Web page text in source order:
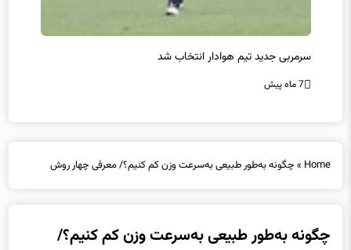
سرمربی جدید تیم هوادار انتخاب شد
7 ماه پیش
معرفی چهار روش